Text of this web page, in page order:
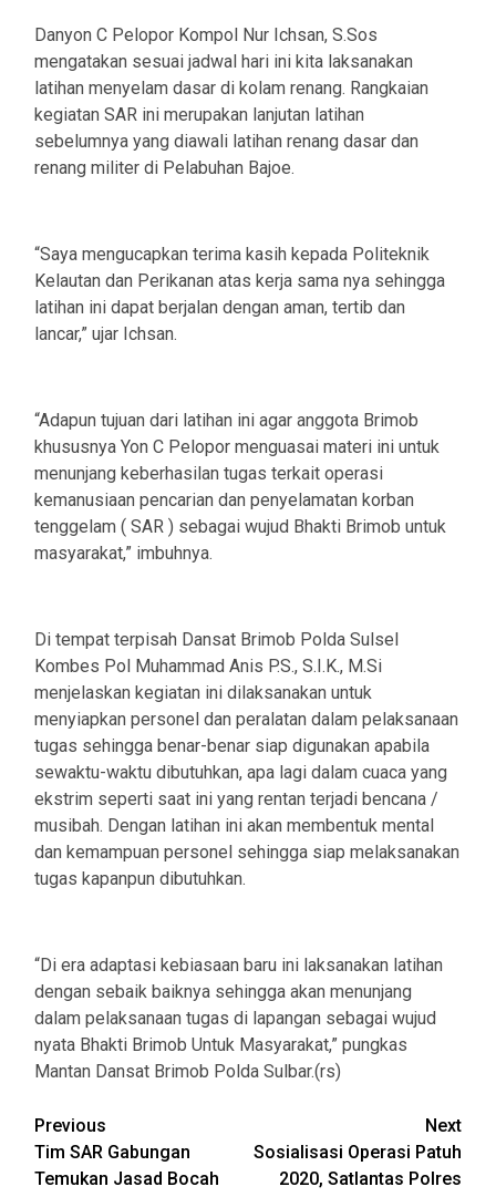
Danyon C Pelopor Kompol Nur Ichsan, S.Sos
mengatakan sesuai jadwal hari ini kita laksanakan
latihan menyelam dasar di kolam renang. Rangkaian
kegiatan SAR ini merupakan lanjutan latihan
sebelumnya yang diawali latihan renang dasar dan
renang militer di Pelabuhan Bajoe.
“Saya mengucapkan terima kasih kepada Politeknik
Kelautan dan Perikanan atas kerja sama nya sehingga
latihan ini dapat berjalan dengan aman, tertib dan
lancar,” ujar Ichsan.
“Adapun tujuan dari latihan ini agar anggota Brimob
khususnya Yon C Pelopor menguasai materi ini untuk
menunjang keberhasilan tugas terkait operasi
kemanusiaan pencarian dan penyelamatan korban
tenggelam ( SAR ) sebagai wujud Bhakti Brimob untuk
masyarakat,” imbuhnya.
Di tempat terpisah Dansat Brimob Polda Sulsel
Kombes Pol Muhammad Anis P.S., S.I.K., M.Si
menjelaskan kegiatan ini dilaksanakan untuk
menyiapkan personel dan peralatan dalam pelaksanaan
tugas sehingga benar-benar siap digunakan apabila
sewaktu-waktu dibutuhkan, apa lagi dalam cuaca yang
ekstrim seperti saat ini yang rentan terjadi bencana /
musibah. Dengan latihan ini akan membentuk mental
dan kemampuan personel sehingga siap melaksanakan
tugas kapanpun dibutuhkan.
“Di era adaptasi kebiasaan baru ini laksanakan latihan
dengan sebaik baiknya sehingga akan menunjang
dalam pelaksanaan tugas di lapangan sebagai wujud
nyata Bhakti Brimob Untuk Masyarakat,” pungkas
Mantan Dansat Brimob Polda Sulbar.(rs)
Post
navigation
Previous
Tim SAR Gabungan
Temukan Jasad Bocah
Next
Sosialisasi Operasi Patuh
2020, Satlantas Polres